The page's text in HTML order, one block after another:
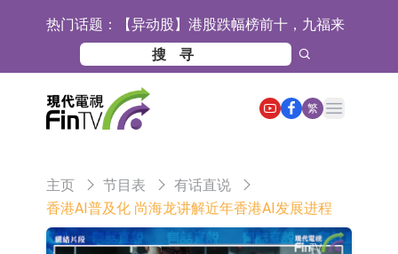
热门话题： 【异动股】港股跌幅榜前十，九福来
(08611.HK)跌21.43%，天瑞汽车内饰
(06162.HK)跌18.44%
【异动股】港股涨幅榜前十，佳明集
团控股(01271.HK)涨+78.22%，拿森
科技(02261.HK)涨+64.11%
斯迪克：公司为国内折叠屏核心功能
材料供应商
恒瑞医药：公司已在中国获批上市26
目标客户的测试认证
上期所：7月份对11个实际控制关系
账户组采取限制开仓的监管措施
特发服务：成功中标哔哩哔哩上海滨
繁
Open main menu
主页 节目表
有话直说
香港AI普及化 尚海龙讲解近年香港AI发展进程